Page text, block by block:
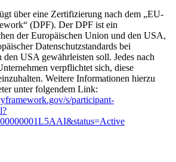
über eine Zertifizierung nach dem „EU-
(DPF). Der DPF ist ein
der Europäischen Union und den USA,
Datenschutzstandards bei
USA gewährleisten soll. Jedes nach
verpflichtet sich, diese
Weitere Informationen hierzu
unter folgendem Link:
s/participant-